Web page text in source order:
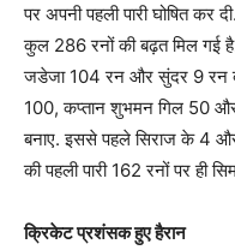
पर अपनी पहली पारी घोषित कर
कुल 286 रनों की बढ़त मिल गई
जडेजा 104 रन और सुंदर 9 रन
100, कप्तान शुभमन गिल 50
बनाए. इससे पहले सिराज के 4
की पहली पारी 162 रनों पर ही
क्रिकेट प्रशंसक हुए हैरान